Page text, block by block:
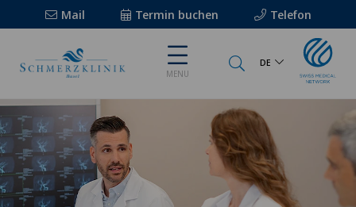
Mail Termin buchen Telefon
MENU
DE